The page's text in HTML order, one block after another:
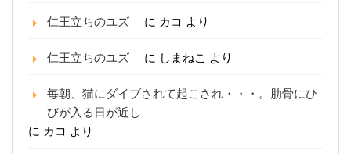
仁王立ちのユズ に カコ より
仁王立ちのユズ に しまねこ より
毎朝、猫にダイブされて起こされ・・・。肋骨にひ
びが入る日が近し
に カコ より